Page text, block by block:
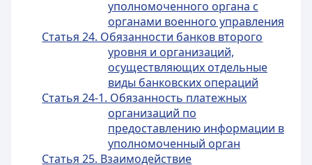
уполномоченного органа с
органами военного управления
Статья 24. Обязанности банков второго
уровня и организаций,
осуществляющих отдельные
виды банковских операций
Статья 24-1. Обязанность платежных
организаций по
предоставлению информации в
уполномоченный орган
Статья 25. Взаимодействие